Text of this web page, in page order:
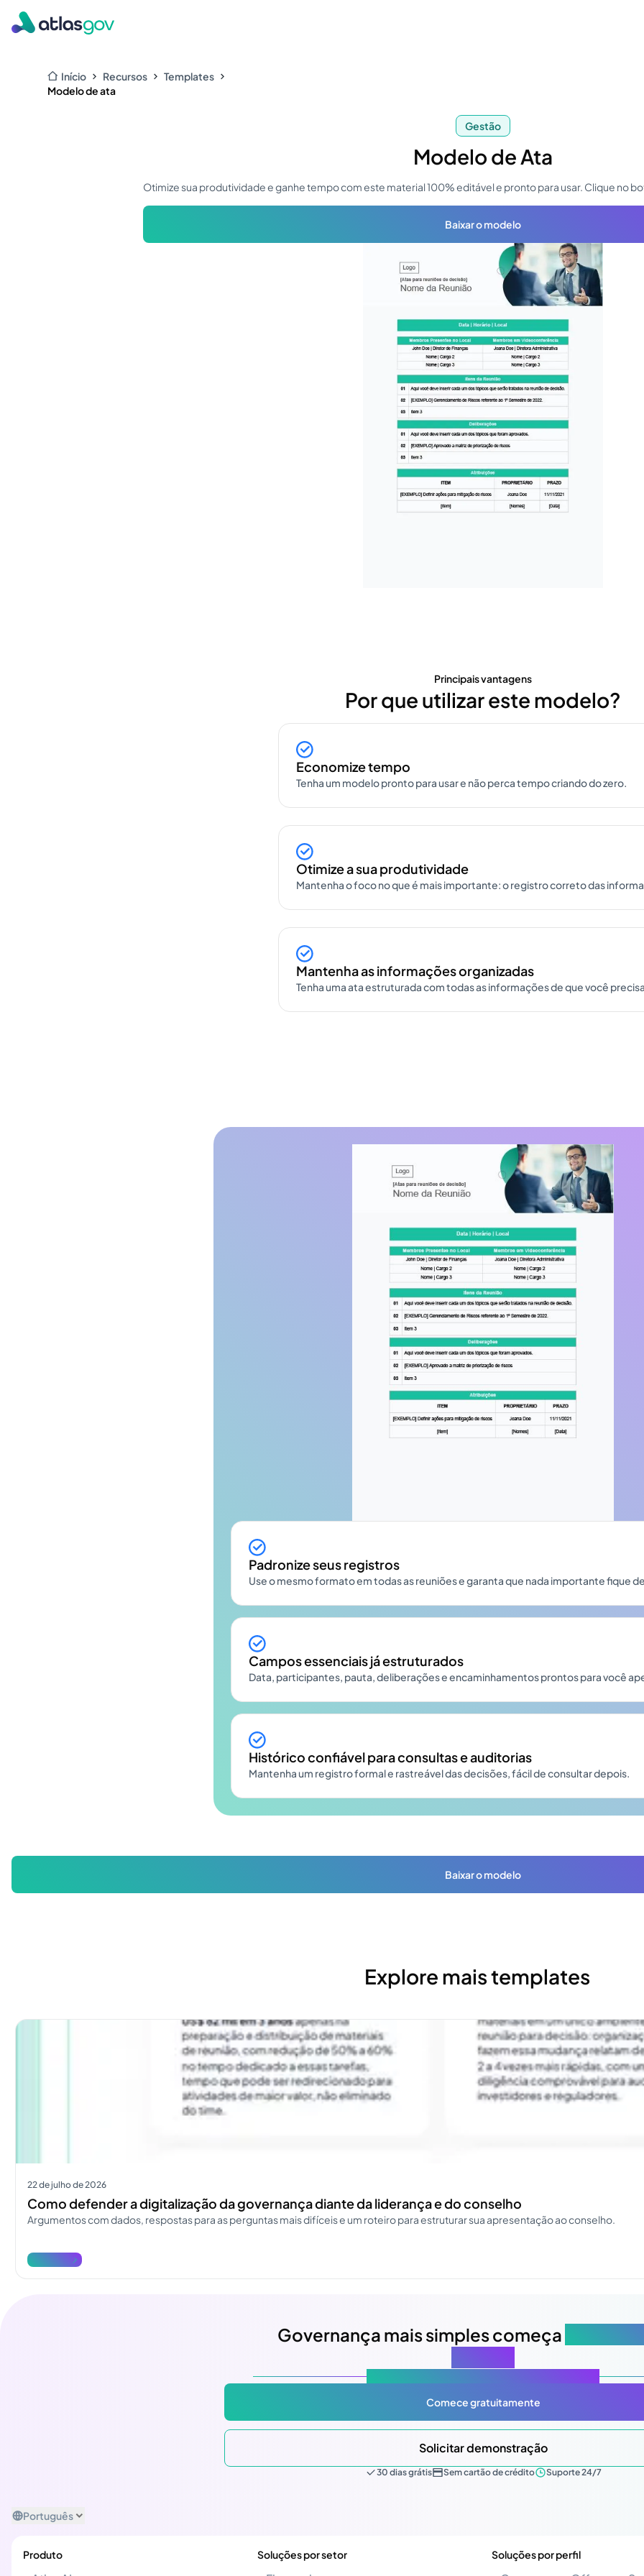
Início Recursos
Templates
Modelo de ata
Gestão
Modelo de Ata
Otimize sua produtividade e ganhe tempo com este material 100% editável e pronto para usar. Clique no
Baixar o modelo
Principais vantagens
Por que utilizar este modelo?
Economize tempo
Tenha um modelo pronto para usar e não perca tempo criando do zero.
Otimize a sua produtividade
Mantenha o foco no que é mais importante: o registro correto das
Mantenha as informações organizadas
Tenha uma ata estruturada com todas as informações de que você
Padronize seus registros
Use o mesmo formato em todas as reuniões e garanta que nada importante fique
Campos essenciais já estruturados
Data, participantes, pauta, deliberações e encaminhamentos prontos para você
Histórico confiável para consultas e auditorias
Mantenha um registro formal e rastreável das decisões, fácil de consultar depois.
Baixar o modelo
Explore mais templates
Ver mais
22 de julho de 2026
Como defender a digitalização da governança diante da liderança e do conselho
Argumentos com dados, respostas para as perguntas mais difíceis e um roteiro para estruturar sua apresentação ao conselho.
Ver mais
Governança mais simples começa
Comece gratuitamente
Solicitar demonstração
30 dias grátis Sem cartão de crédito Suporte 24/7
Português
Produto Soluções por setor Soluções por perfil